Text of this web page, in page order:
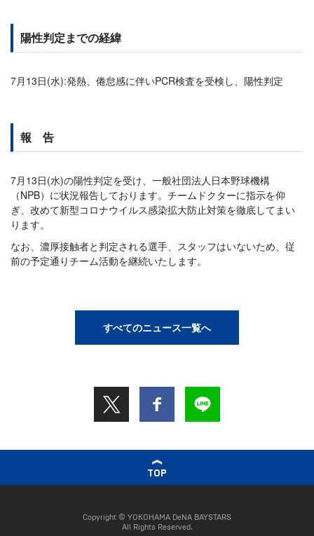
陽性判定までの経緯
7月13日(水):発熱、倦怠感に伴いPCR検査を受検し、陽性判定
報 告
7月13日(水)の陽性判定を受け、一般社団法人日本野球機構
（NPB）に状況報告しております。チームドクターに指示を仰
ぎ、改めて新型コロナウイルス感染拡大防止対策を徹底してまい
ります。
なお、濃厚接触者と判定される選手、スタッフはいないため、従
前の予定通りチーム活動を継続いたします。
すべてのニュース一覧へ
TOP
Copyright © YOKOHAMA DeNA BAYSTARS
All Rights Reserved.